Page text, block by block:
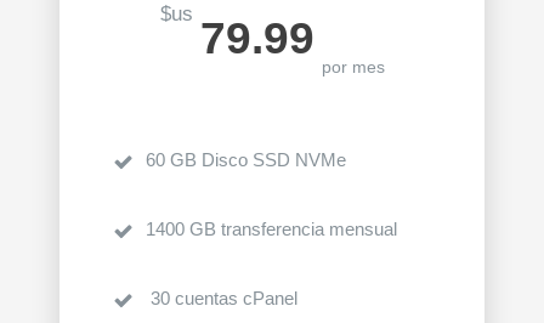
$us 79.99
por mes
60 GB Disco SSD NVMe
1400 GB transferencia mensual
30 cuentas cPanel